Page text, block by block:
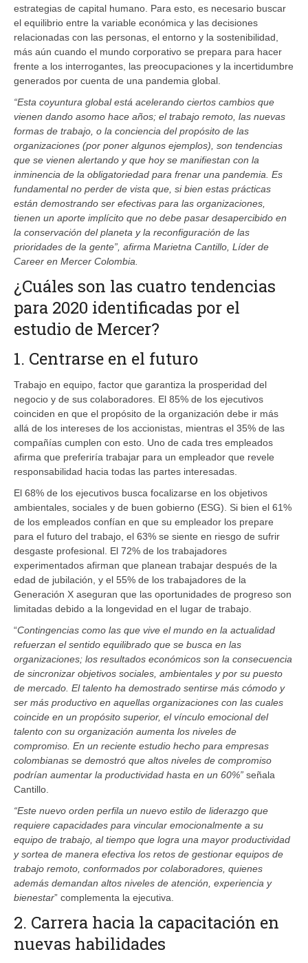
estrategias de capital humano. Para esto, es necesario buscar
el equilibrio entre la variable económica y las decisiones
relacionadas con las personas, el entorno y la sostenibilidad,
más aún cuando el mundo corporativo se prepara para hacer
frente a los interrogantes, las preocupaciones y la incertidumbre
generados por cuenta de una pandemia global.
“Esta coyuntura global está acelerando ciertos cambios que
vienen dando asomo hace años; el trabajo remoto, las nuevas
formas de trabajo, o la conciencia del propósito de las
organizaciones (por poner algunos ejemplos), son tendencias
que se vienen alertando y que hoy se manifiestan con la
inminencia de la obligatoriedad para frenar una pandemia. Es
fundamental no perder de vista que, si bien estas prácticas
están demostrando ser efectivas para las organizaciones,
tienen un aporte implícito que no debe pasar desapercibido en
la conservación del planeta y la reconfiguración de las
prioridades de la gente”, afirma Marietna Cantillo, Líder de
Career en Mercer Colombia.
¿Cuáles son las cuatro tendencias
para 2020 identificadas por el
estudio de Mercer?
1. Centrarse en el futuro
Trabajo en equipo, factor que garantiza la prosperidad del
negocio y de sus colaboradores. El 85% de los ejecutivos
coinciden en que el propósito de la organización debe ir más
allá de los intereses de los accionistas, mientras el 35% de las
compañías cumplen con esto. Uno de cada tres empleados
afirma que preferiría trabajar para un empleador que revele
responsabilidad hacia todas las partes interesadas.
El 68% de los ejecutivos busca focalizarse en los objetivos
ambientales, sociales y de buen gobierno (ESG). Si bien el 61%
de los empleados confían en que su empleador los prepare
para el futuro del trabajo, el 63% se siente en riesgo de sufrir
desgaste profesional. El 72% de los trabajadores
experimentados afirman que planean trabajar después de la
edad de jubilación, y el 55% de los trabajadores de la
Generación X aseguran que las oportunidades de progreso son
limitadas debido a la longevidad en el lugar de trabajo.
“Contingencias como las que vive el mundo en la actualidad
refuerzan el sentido equilibrado que se busca en las
organizaciones; los resultados económicos son la consecuencia
de sincronizar objetivos sociales, ambientales y por su puesto
de mercado. El talento ha demostrado sentirse más cómodo y
ser más productivo en aquellas organizaciones con las cuales
coincide en un propósito superior, el vínculo emocional del
talento con su organización aumenta los niveles de
compromiso. En un reciente estudio hecho para empresas
colombianas se demostró que altos niveles de compromiso
podrían aumentar la productividad hasta en un 60%” señala
Cantillo.
“Este nuevo orden perfila un nuevo estilo de liderazgo que
requiere capacidades para vincular emocionalmente a su
equipo de trabajo, al tiempo que logra una mayor productividad
y sortea de manera efectiva los retos de gestionar equipos de
trabajo remoto, conformados por colaboradores, quienes
además demandan altos niveles de atención, experiencia y
bienestar” complementa la ejecutiva.
2. Carrera hacia la capacitación en
nuevas habilidades